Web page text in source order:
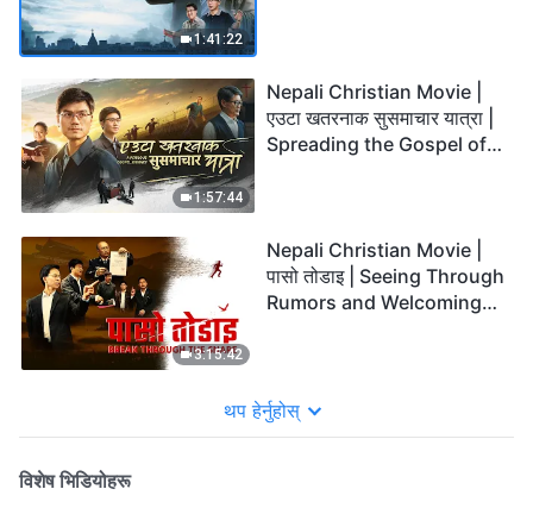
1:41:22
1:57:44
Nepali Christian Movie |
एउटा खतरनाक सुसमाचार यात्रा |
Spreading the Gospel of
3:15:42
Nepali Christian Movie |
पासो तोडाइ | Seeing Through
Rumors and Welcoming
थप हेर्नुहोस्
विशेष भिडियोहरू